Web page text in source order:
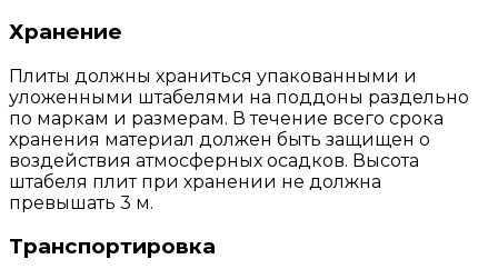
Хранение
Плиты должны храниться упакованными и
уложенными штабелями на поддоны раздельно
по маркам и размерам. В течение всего срока
хранения материал должен быть защищен о
воздействия атмосферных осадков. Высота
штабеля плит при хранении не должна
превышать 3 м.
Транспортировка